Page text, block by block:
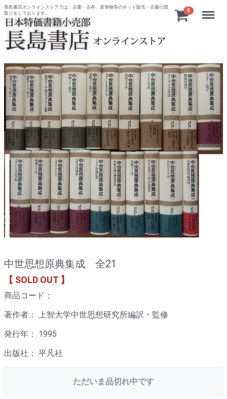
長島書店オンラインストアでは、古書・古本、直筆物等のネット販売・古書の買
取りをしております。
0 Menu
中世思想原典集成 全21
【 SOLD OUT 】
商品コード：
著作者： 上智大学中世思想研究所編訳・監修
発行年： 1995
出版社： 平凡社
ただいま品切れ中です